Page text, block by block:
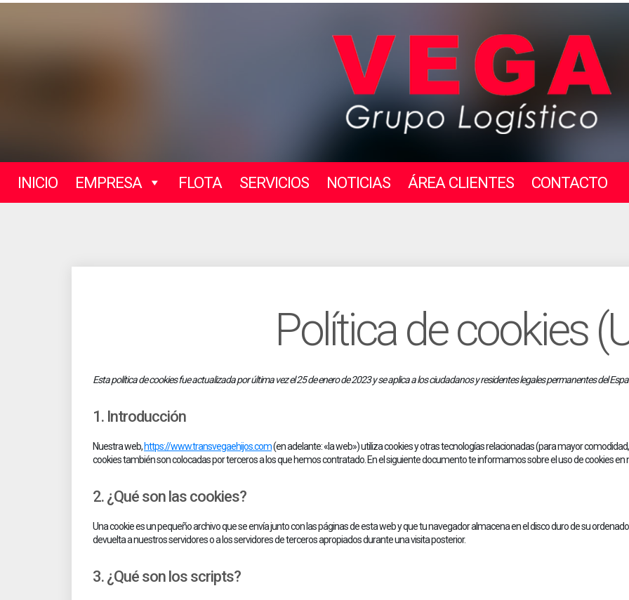
INICIO EMPRESA FLOTA SERVICIOS NOTICIAS ÁREA CLIENTES CONTACTO
Política de cookies
Esta política de cookies fue actualizada por última vez el 25 de enero de 2023 y se aplica a los ciudadanos y residentes legales permanentes del
1. Introducción
Nuestra web, https://www.transvegaehijos.com(en adelante: «la web») utiliza cookies y otras tecnologías relacionadas (para mayor
cookies también son colocadas por terceros a los que hemos contratado. En el siguiente documento te informamos sobre el uso de cookies en
2. ¿Qué son las cookies?
Una cookie es un pequeño archivo que se envía junto con las páginas de esta web y que tu navegador almacena en el disco duro de su
devuelta a nuestros servidores o a los servidores de terceros apropiados durante una visita posterior.
3. ¿Qué son los scripts?